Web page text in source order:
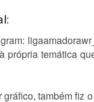
própria temática
também